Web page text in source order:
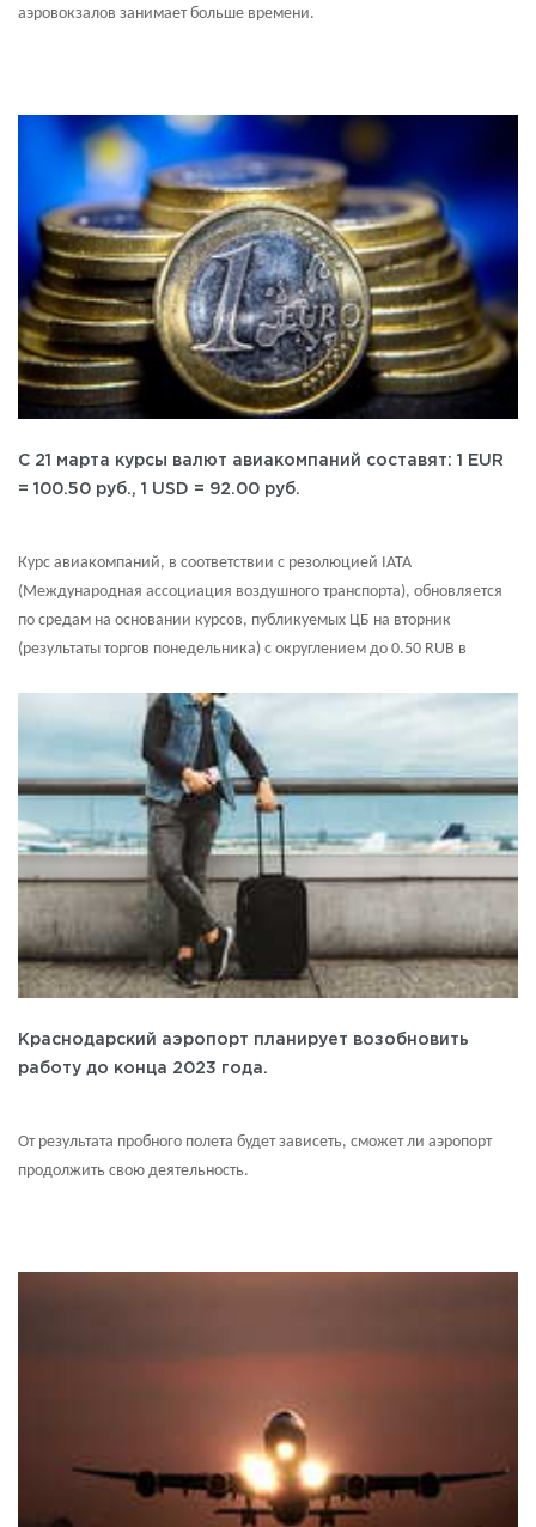
аэровокзалов занимает больше времени.
C 21 марта курсы валют авиакомпаний составят: 1 EUR
= 100.50 руб., 1 USD = 92.00 руб.
Курс авиакомпаний, в соответствии с резолюцией IATA
(Международная ассоциация воздушного транспорта), обновляется
по средам на основании курсов, публикуемых ЦБ на вторник
(результаты торгов понедельника) с округлением до 0.50 RUB в
Центрального банка Российской Федерации.
Краснодарский аэропорт планирует возобновить
работу до конца 2023 года.
От результата пробного полета будет зависеть, сможет ли аэропорт
продолжить свою деятельность.